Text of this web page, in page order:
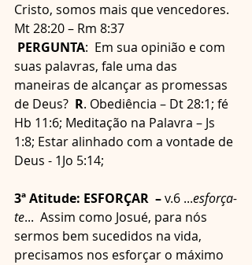
Cristo, somos mais que vencedores.
Mt 28:20 – Rm 8:37
PERGUNTA:  Em sua opinião e com
suas palavras, fale uma das
maneiras de alcançar as promessas
de Deus? R. Obediência – Dt 28:1; fé
Hb 11:6; Meditação na Palavra – Js
1:8; Estar alinhado com a vontade de
Deus - 1Jo 5:14;
3ª Atitude: ESFORÇAR  – v.6 ...esforça-
te...  Assim como Josué, para nós
sermos bem sucedidos na vida,
precisamos nos esforçar o máximo